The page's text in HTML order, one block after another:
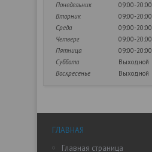
Понедельник
09:00-20:00
Вторник
09:00-20:00
Среда
09:00-20:00
Четверг
09:00-20:00
Пятница
09:00-20:00
Суббота
Выходной
Воскресенье
Выходной
ГЛАВНАЯ
Главная страница